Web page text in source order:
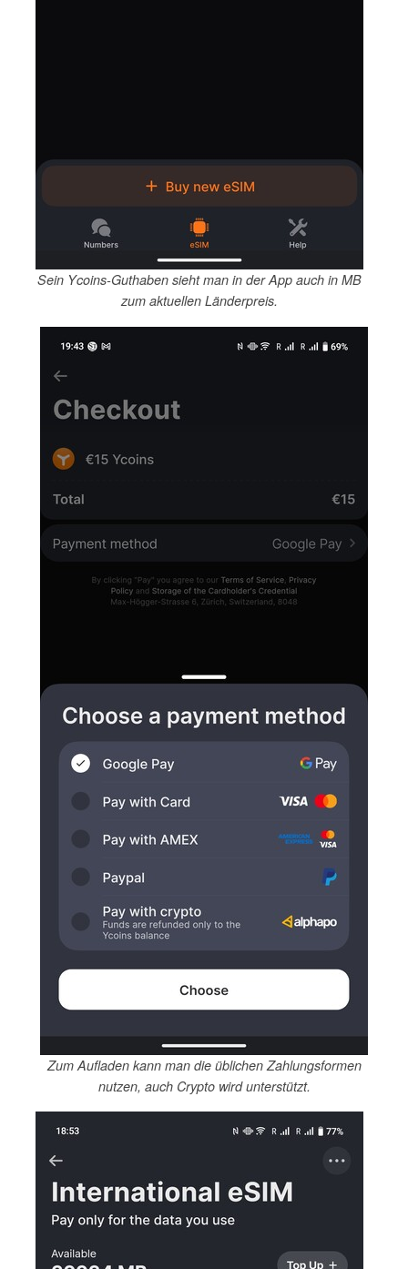
Sein Ycoins-Guthaben sieht man in der App auch in MB
zum aktuellen Länderpreis.
Zum Aufladen kann man die üblichen Zahlungsformen
nutzen, auch Crypto wird unterstützt.